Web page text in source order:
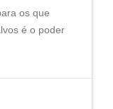
os que
é o poder